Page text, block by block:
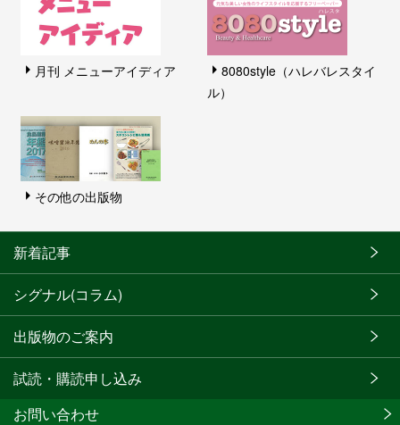
月刊 メニューアイディア
8080style（ハレバレスタイ
ル）
その他の出版物
新着記事
シグナル(コラム)
出版物のご案内
試読・購読申し込み
お問い合わせ